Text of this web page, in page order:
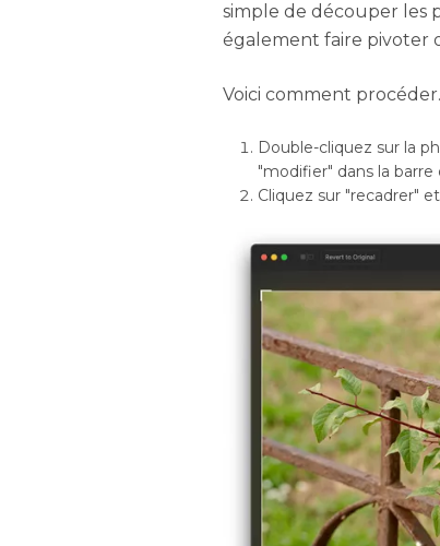
simple de découper les
également faire pivoter
Voici comment procéder.
Double-cliquez sur la
"modifier" dans la barre
Cliquez sur "recadrer"